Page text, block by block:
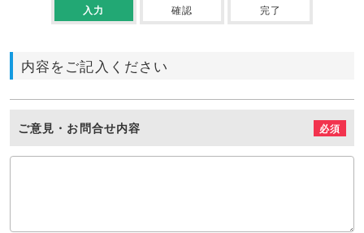
入力 確認 完了
内容をご記入ください
ご意見・お問合せ内容 必須